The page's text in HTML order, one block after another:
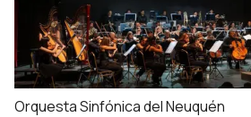
Orquesta Sinfónica del Neuquén